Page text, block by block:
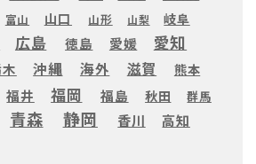
富山 山口 山形 山梨
岐阜
広島 徳島 愛媛 愛知
沖縄 海外 滋賀
熊本
福井 福岡 福島 秋田 群馬
青森 静岡 香川 高知